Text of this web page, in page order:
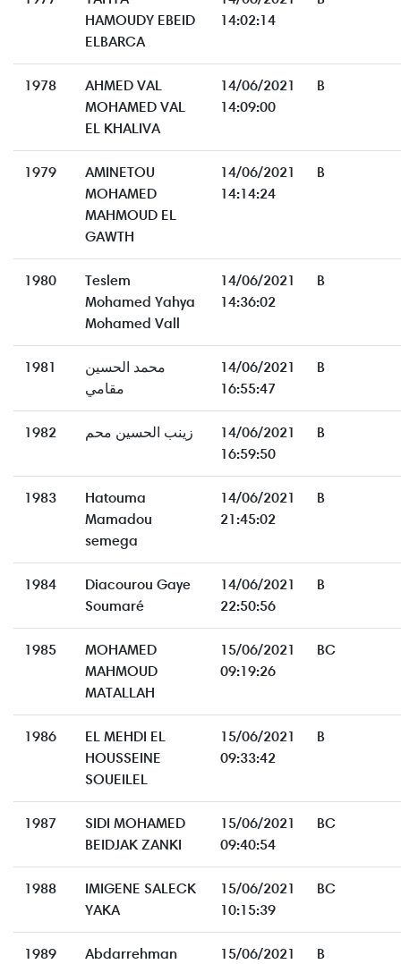
HAMOUDY EBEID
ELBARCA
14:02:14
1978
AHMED VAL
MOHAMED VAL
EL KHALIVA
14/06/2021
14:09:00
B
1979
AMINETOU
MOHAMED
MAHMOUD EL
GAWTH
14/06/2021
14:14:24
B
1980
Teslem
Mohamed Yahya
Mohamed Vall
14/06/2021
14:36:02
B
1981
محمد الحسين
مقامي
14/06/2021
16:55:47
B
1982 زينب الحسين محم
14/06/2021
16:59:50
B
1983
Hatouma
Mamadou
semega
14/06/2021
21:45:02
B
1984
Diacourou Gaye
Soumaré
14/06/2021
22:50:56
B
1985
MOHAMED
MAHMOUD
MATALLAH
15/06/2021
09:19:26
BC
1986
EL MEHDI EL
HOUSSEINE
SOUEILEL
15/06/2021
09:33:42
B
1987
SIDI MOHAMED
BEIDJAK ZANKI
15/06/2021
09:40:54
BC
1988
IMIGENE SALECK
YAKA
15/06/2021
10:15:39
BC
1989
Abdarrehman
15/06/2021
B